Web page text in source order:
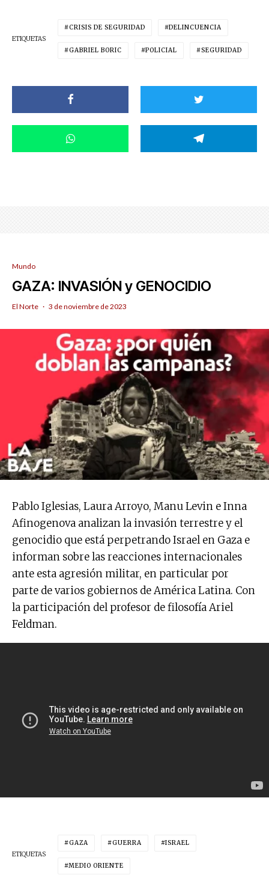
ETIQUETAS
CRISIS DE SEGURIDAD DELINCUENCIA
GABRIEL BORIC POLICIAL SEGURIDAD
Mundo
GAZA: INVASIÓN y GENOCIDIO
El Norte · 3 de noviembre de 2023
Pablo Iglesias, Laura Arroyo, Manu Levin e Inna
Afinogenova analizan la invasión terrestre y el
genocidio que está perpetrando Israel en Gaza e
informan sobre las reacciones internacionales
ante esta agresión militar, en particular por
parte de varios gobiernos de América Latina. Con
la participación del profesor de filosofía Ariel
Feldman.
ETIQUETAS
GAZA GUERRA ISRAEL
MEDIO ORIENTE